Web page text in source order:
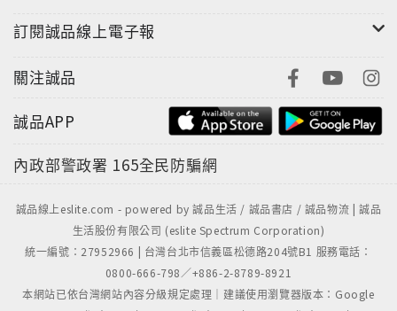
訂閱誠品線上電子報
關注誠品
誠品APP
內政部警政署 165全民防騙網
誠品線上eslite.com - powered by 誠品生活 / 誠品書店 / 誠品物流 | 誠品
生活股份有限公司 (eslite Spectrum Corporation)
統一編號：27952966 | 台灣台北市信義區松德路204號B1 服務電話：
0800-666-798／+886-2-8789-8921
本網站已依台灣網站內容分級規定處理｜建議使用瀏覽器版本：Google